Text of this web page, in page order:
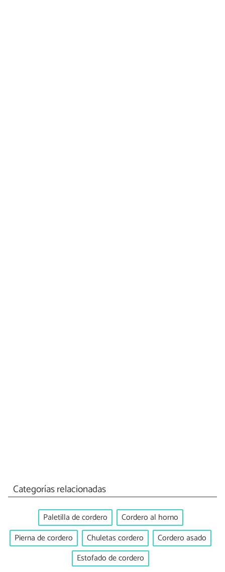
Categorías relacionadas
Paletilla de cordero
Cordero al horno
Pierna de cordero
Chuletas cordero
Cordero asado
Estofado de cordero